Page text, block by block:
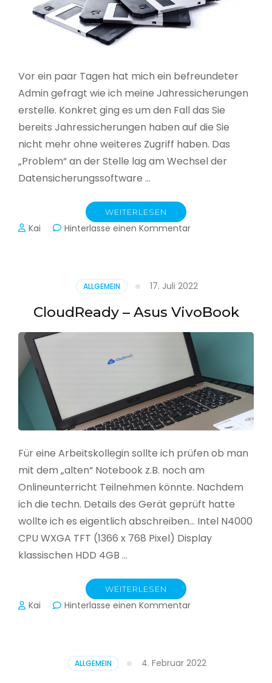
Vor ein paar Tagen hat mich ein befreundeter
Admin gefragt wie ich meine Jahressicherungen
erstelle. Konkret ging es um den Fall das Sie
bereits Jahressicherungen haben auf die Sie
nicht mehr ohne weiteres Zugriff haben. Das
„Problem“ an der Stelle lag am Wechsel der
Datensicherungssoftware …
WEITERLESEN
Kai Hinterlasse einen Kommentarzu
Jahressicherung
ALLGEMEIN 17. Juli 2022
CloudReady – Asus VivoBook
Für eine Arbeitskollegin sollte ich prüfen ob man
mit dem „alten“ Notebook z.B. noch am
Onlineunterricht Teilnehmen könnte. Nachdem
ich die techn. Details des Gerät geprüft hatte
wollte ich es eigentlich abschreiben… Intel N4000
CPU WXGA TFT (1366 x 768 Pixel) Display
klassischen HDD 4GB …
WEITERLESEN
Kai Hinterlasse einen Kommentarzu
ALLGEMEIN 4. Februar 2022